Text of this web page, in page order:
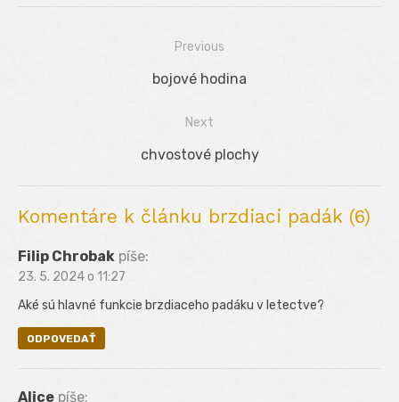
Previous
Previous
bojové hodina
Next
Next
chvostové plochy
Komentáre k článku brzdiaci padák (6)
Filip Chrobak píše:
23. 5. 2024 o 11:27
Aké sú hlavné funkcie brzdiaceho padáku v letectve?
ODPOVEDAŤ
Alice píše: